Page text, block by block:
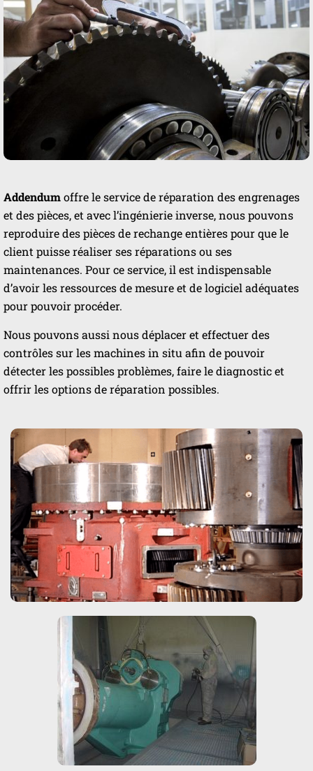
Addendumoffre le service de réparation des engrenages
et des pièces, et avec l’ingénierie inverse, nous pouvons
reproduire des pièces de rechange entières pour que le
client puisse réaliser ses réparations ou ses
maintenances. Pour ce service, il est indispensable
d’avoir les ressources de mesure et de logiciel adéquates
pour pouvoir procéder.
Nous pouvons aussi nous déplacer et effectuer des
contrôles sur les machines in situ afin de pouvoir
détecter les possibles problèmes, faire le diagnostic et
offrir les options de réparation possibles.